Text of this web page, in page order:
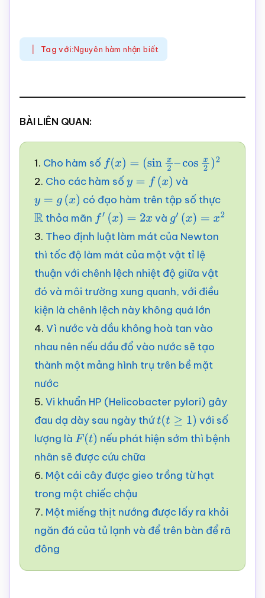
Tag với:Nguyên hàm nhận biết
BÀI LIÊN QUAN:
1. Cho hàm số f(x)= (sinx2–cosx2 )2
2. Cho các hàm số y =f( x )
và
y =g (x )
có đạo hàm trên tập số thực
Rthỏa mãn f′( x)= 2x và g′ (x)=x2
3. Theo định luật làm mát của Newton
thì tốc độ làm mát của một vật tỉ lệ
thuận với chênh lệch nhiệt độ giữa vật
đó và môi trường xung quanh, với điều
kiện là chênh lệch này không quá lớn
4. Vì nước và dầu không hoà tan vào
nhau nên nếu dầu đổ vào nước sẽ tạo
thành một mảng hình trụ trên bề mặt
nước
5. Vi khuẩn HP (Helicobacter pylori) gây
đau dạ dày sau ngày thứt(t ≥1)
với số
lượng là F(t) nếu phát hiện sớm thì bệnh
nhân sẽ được cứu chữa
6. Một cái cây được gieo trồng từ hạt
trong một chiếc chậu
7. Một miếng thịt nướng được lấy ra khỏi
ngăn đá của tủ lạnh và để trên bàn để rã
đông